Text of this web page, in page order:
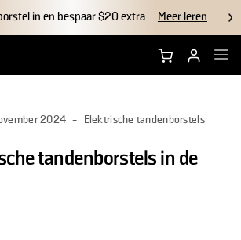
in en bespaar $20 extra Meer leren
2024 - Elektrische tandenborstels
tandenborstels in de